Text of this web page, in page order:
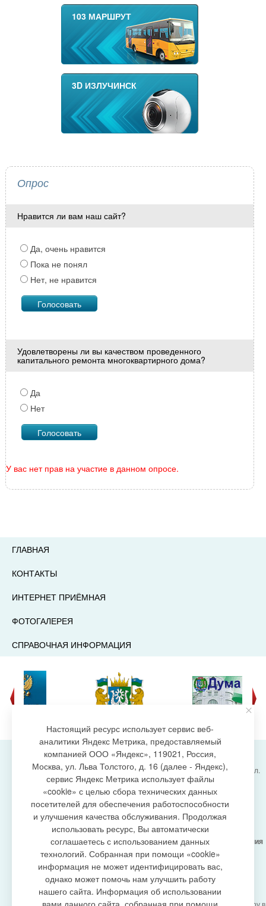
103 МАРШРУТ
3D ИЗЛУЧИНСК
Опрос
Нравится ли вам наш сайт?
Да, очень нравится
Пока не понял
Нет, не нравится
Удовлетворены ли вы качеством проведенного
капитального ремонта многоквартирного дома?
Да
Нет
У вас нет прав на участие в данном опросе.
ГЛАВНАЯ
КОНТАКТЫ
ИНТЕРНЕТ ПРИЁМНАЯ
ФОТОГАЛЕРЕЯ
СПРАВОЧНАЯ ИНФОРМАЦИЯ
создание сайта
Администрация городского поселения Излучинск, ул.
Энергетиков, 6, пгт. Излучинск, Нижневартовский
район,
Ханты-Мансийский автономный округ-Югра
(Тюменская область), 628634
Сетевое изданиеhttps://www.gp-izluchinsk.ru
16+
Учредитель -Администрация городского поселения
Излучинск
Главный редактор - Бурич Денис Ярославович
Телефон/факс: (3466) 28-13-77 , e-mail:
admizl@rambler.ru
Сетевое изданиеhttps://www.gp-izluchinsk.ru
Настоящий ресурс использует сервис веб-
аналитики Яндекс Метрика, предоставляемый
компанией ООО «Яндекс», 119021, Россия,
Москва, ул. Льва Толстого, д. 16 (далее - Яндекс),
сервис Яндекс Метрика использует файлы
«cookie» с целью сбора технических данных
посетителей для обеспечения работоспособности
и улучшения качества обслуживания. Продолжая
использовать ресурс, Вы автоматически
соглашаетесь с использованием данных
технологий. Собранная при помощи «cookie»
информация не может идентифицировать вас,
однако может помочь нам улучшить работу
нашего сайта. Информация об использовании
вами данного сайта, собранная при помощи